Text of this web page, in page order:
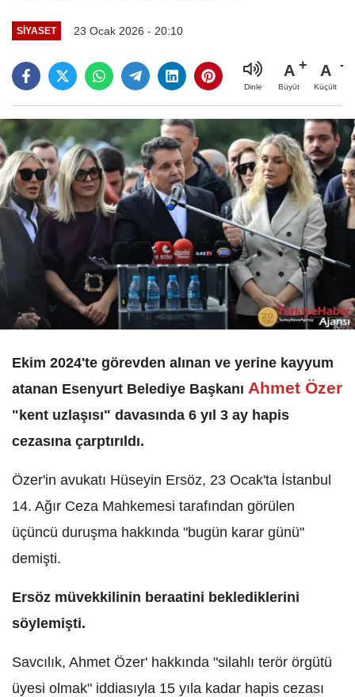
SIYASET 23 Ocak 2026 - 20:10
Dinle
A
Büyüt
A
Küçült
Ekim 2024'te görevden alınan ve yerine kayyum
atanan Esenyurt Belediye Başkanı Ahmet Özer
"kent uzlaşısı" davasında 6 yıl 3 ay hapis
cezasına çarptırıldı.
Özer'in avukatı Hüseyin Ersöz, 23 Ocak'ta İstanbul
14. Ağır Ceza Mahkemesi tarafından görülen
üçüncü duruşma hakkında "bugün karar günü"
demişti.
Ersöz müvekkilinin beraatini beklediklerini
söylemişti.
Savcılık, Ahmet Özer' hakkında "silahlı terör örgütü
üyesi olmak" iddiasıyla 15 yıla kadar hapis cezası